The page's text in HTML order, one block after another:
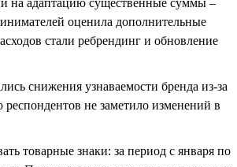
на адаптацию существенные суммы –
оценила дополнительные
стали ребрендинг и обновление
снижения узнаваемости бренда из‑за
не заметило изменений в
товарные знаки: за период с января по